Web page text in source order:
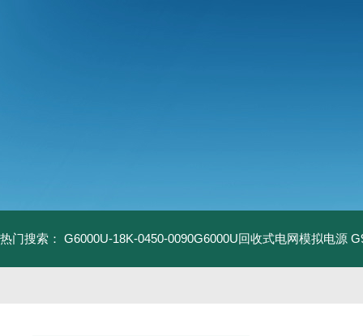
热门搜索： G6000U-18K-0450-0090G6000U回收式电网模拟电源